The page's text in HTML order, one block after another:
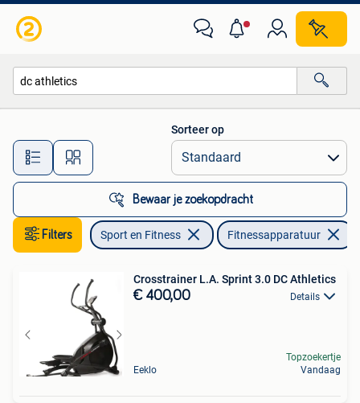
Alle afstanden…
Sorteer op
Bewaar je zoekopdracht
Filters Sport en Fitness Fitnessapparatuur
Crosstrainer L.A. Sprint 3.0 DC Athletics
€ 400,00 Details
Eeklo
Topzoekertje
Vandaag